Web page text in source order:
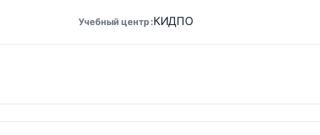
Учебный центр КИДПО